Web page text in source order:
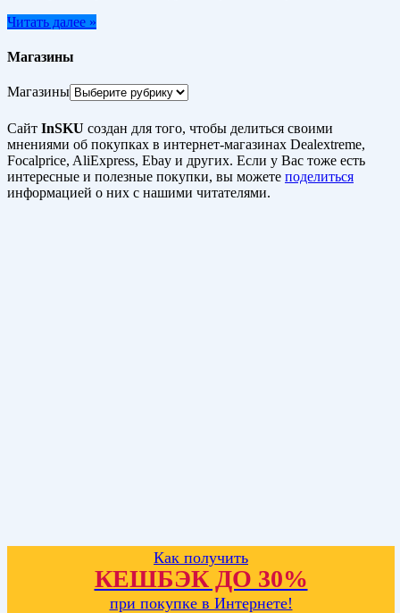
Читать далее »
Магазины
Магазины
Сайт InSKU создан для того, чтобы делиться своими
мнениями об покупках в интернет-магазинах Dealextreme,
Focalprice, AliExpress, Ebay и других. Если у Вас тоже есть
интересные и полезные покупки, вы можете поделиться
информацией о них с нашими читателями.
Как получить
КЕШБЭК ДО 30%
при покупке в Интернете!